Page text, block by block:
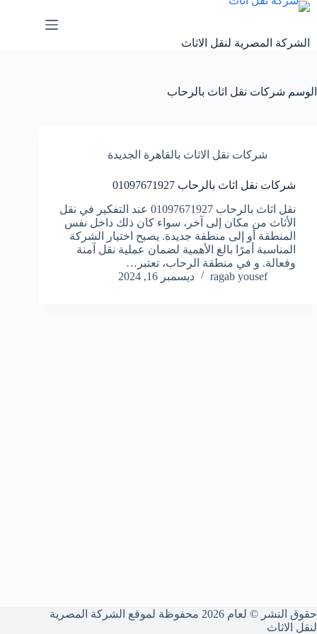
التجاوز
الشركة المصرية لنقل الاثاث
الوسم شركات نقل اثاث بالرحاب
شركات نقل الاثاث بالقاهرة الجديدة
شركات نقل اثاث بالرحاب 01097671927
نقل اثاث بالرحاب 01097671927 عند التفكير في نقل
الأثاث من مكان إلى آخر، سواء كان ذلك داخل نفس
المنطقة أو إلى منطقة جديدة. يصبح اختيار الشركة
المناسبة أمرًا بالغ الأهمية لضمان عملية نقل آمنة
وفعالة. و في منطقة الرحاب، تعتبر…
ragab yousef
ديسمبر 16, 2024
حقوق النشر © لعام 2026 محفوظة لموقع الشركة المصرية
لنقل الاثاث